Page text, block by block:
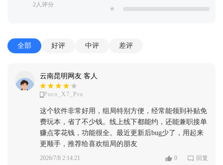
2人评分
★
全部 好评 中评 差评
云南昆明网友 客人
Poco_X7_Pro
这个软件非常好用，组局特别方便，经常能领到补贴免
费玩本，省了不少钱。线上线下都能约，还能兼职接单
赚点零花钱，功能很全。最近更新后bug少了，用起来
更顺手，推荐给喜欢组局的朋友
2026/7/8 2:14:21 0 回复